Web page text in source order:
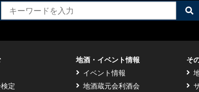
検
索
定
地酒・イベント情報
イベント情報
地酒蔵元会利酒会
そ